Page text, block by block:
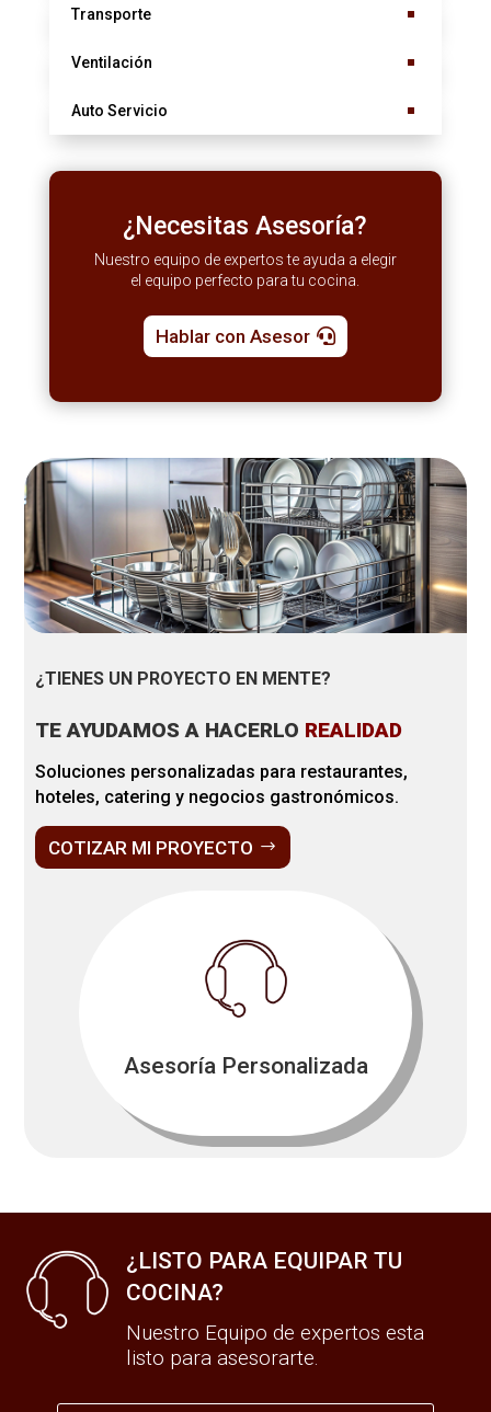
Transporte
Ventilación
Auto Servicio
¿Necesitas Asesoría?
Nuestro equipo de expertos te ayuda a elegir
el equipo perfecto para tu cocina.
Hablar con Asesor
¿TIENES UN PROYECTO EN MENTE?
TE AYUDAMOS A HACERLO REALIDAD
Soluciones personalizadas para restaurantes,
hoteles, catering y negocios gastronómicos.
COTIZAR MI PROYECTO
Asesoría Personalizada
¿LISTO PARA EQUIPAR TU
COCINA?
Nuestro Equipo de expertos esta
listo para asesorarte.